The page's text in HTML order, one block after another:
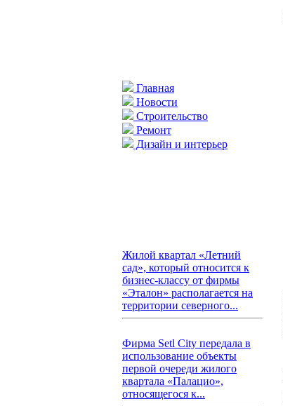
Главная
Новости
Строительство
Ремонт
Дизайн и интерьер
Жилой квартал «Летний
сад», который относится к
бизнес-классу от фирмы
«Эталон» располагается на
территории северного...
Фирма Setl City передала в
использование объекты
первой очереди жилого
квартала «Палацио»,
относящегося к...